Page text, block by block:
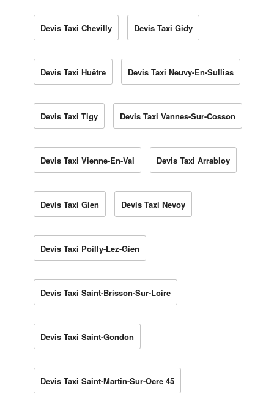
Devis Taxi Chevilly Devis Taxi Gidy
Devis Taxi Huêtre Devis Taxi Neuvy-En-Sullias
Devis Taxi Tigy Devis Taxi Vannes-Sur-Cosson
Devis Taxi Vienne-En-Val Devis Taxi Arrabloy
Devis Taxi Gien Devis Taxi Nevoy
Devis Taxi Poilly-Lez-Gien
Devis Taxi Saint-Brisson-Sur-Loire
Devis Taxi Saint-Gondon
Devis Taxi Saint-Martin-Sur-Ocre 45